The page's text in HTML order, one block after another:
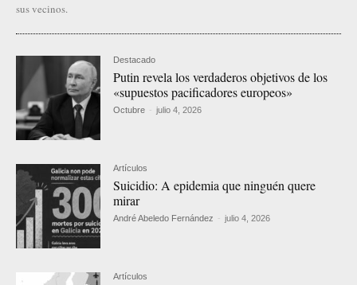
sus vecinos.
Destacado
Putin revela los verdaderos objetivos de los
«supuestos pacificadores europeos»
Octubre - julio 4, 2026
Artículos
Suicidio: A epidemia que ninguén quere
mirar
André Abeledo Fernández - julio 4, 2026
Artículos